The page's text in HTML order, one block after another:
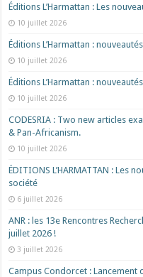
Éditions L’Harmattan : Les
10 juillet 2026
Éditions L’Harmattan :
10 juillet 2026
Éditions L’Harmattan :
10 juillet 2026
CODESRIA : Two new articles
& Pan-Africanism.
10 juillet 2026
ÉDITIONS L’HARMATTAN : Les
société
6 juillet 2026
ANR : les 13e Rencontres
juillet 2026 !
3 juillet 2026
Campus Condorcet : Lancement